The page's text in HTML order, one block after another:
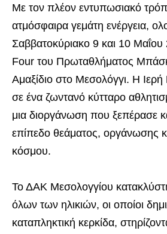
Με τον πλέον εντυπωσιακό
ατμόσφαιρα γεμάτη ενέργεια,
Σαββατοκύριακο 9 και 10
Four του Πρωταθλήματος
Αμαξίδιο στο Μεσολόγγι. Η
σε ένα ζωντανό κύτταρο
μια διοργάνωση που ξεπέρασε
επίπεδο θεάματος, οργάνωσης
κόσμου.
Το ΔΑΚ Μεσολογγίου
όλων των ηλικιών, οι οποίοι
καταπληκτική κερκίδα,